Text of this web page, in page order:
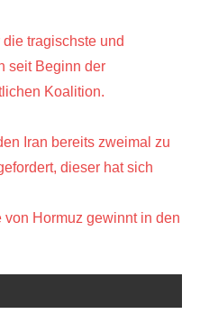
tragischste und
seit Beginn der
Koalition.
Iran bereits zweimal zu
dieser hat sich
Hormuz gewinnt in den